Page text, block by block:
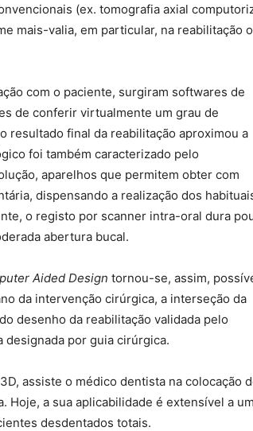
(ex. tomografia axial
mais-valia, em particular, na reabilitação
com o paciente, surgiram softwares de
de conferir virtualmente um grau de
resultado final da reabilitação aproximou a
foi também caracterizado pelo
aparelhos que permitem obter com
dispensando a realização dos
o registo por scanner intra-oral dura
abertura bucal.
Aided Design tornou-se, assim,
da intervenção cirúrgica, a interseção da
desenho da reabilitação validada pelo
designada por guia cirúrgica.
assiste o médico dentista na colocação
Hoje, a sua aplicabilidade é extensível a
desdentados totais.